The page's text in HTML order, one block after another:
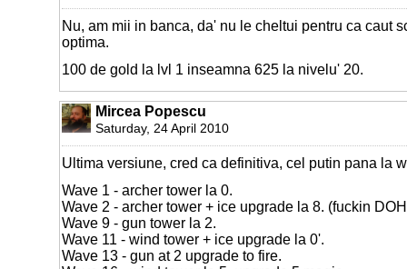
Nu, am mii in banca, da' nu le cheltui pentru ca caut
optima.
100 de gold la lvl 1 inseamna 625 la nivelu' 20.
Mircea Popescu
Saturday, 24 April 2010
Ultima versiune, cred ca definitiva, cel putin pana la
Wave 1 - archer tower la 0.
Wave 2 - archer tower + ice upgrade la 8. (fuckin
Wave 9 - gun tower la 2.
Wave 11 - wind tower + ice upgrade la 0'.
Wave 13 - gun at 2 upgrade to fire.